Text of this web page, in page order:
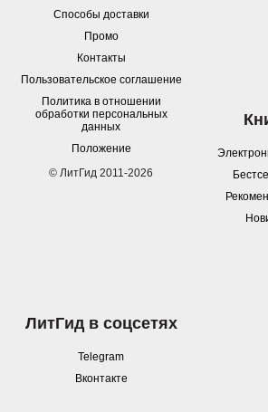
Способы доставки
Промо
Контакты
Пользовательское соглашение
Политика в отношении
обработки персональных
данных
Положение
© ЛитГид 2011-2026
ЛитГид в соцсетях
Telegram
Вконтакте